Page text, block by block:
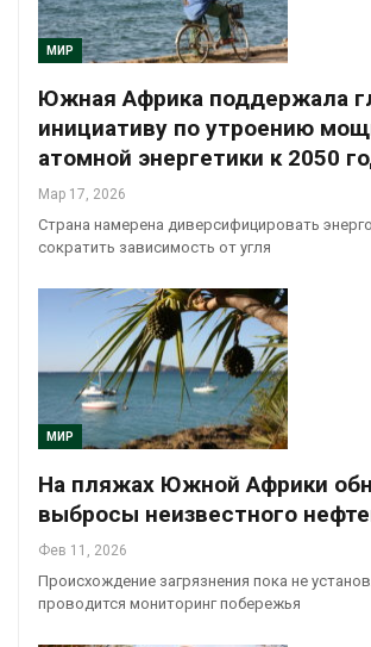
МИР
Южная Африка поддержала
инициативу по утроению
атомной энергетики к 2050
Мар 17, 2026
Страна намерена диверсифицировать
сократить зависимость от угля
МИР
На пляжах Южной Африки
выбросы неизвестного
Фев 11, 2026
Происхождение загрязнения пока не
проводится мониторинг побережья